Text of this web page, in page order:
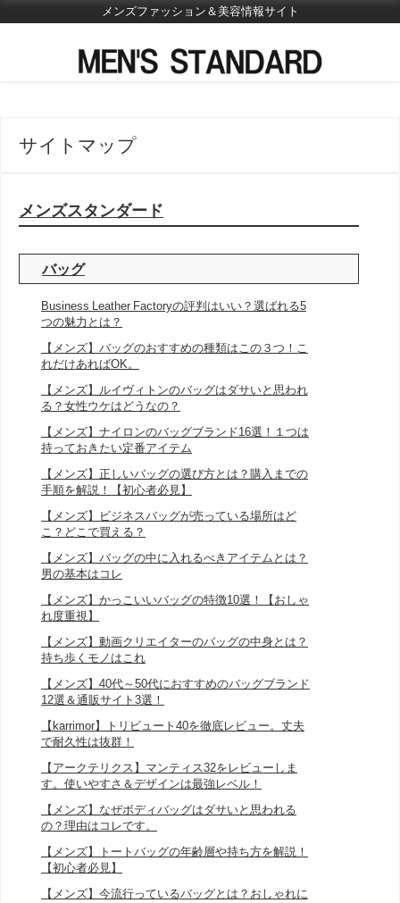
メンズファッション＆美容情報サイト
サイトマップ
メンズスタンダード
バッグ
Business Leather Factoryの評判はいい？選ばれる5
つの魅力とは？
【メンズ】バッグのおすすめの種類はこの３つ！こ
れだけあればOK。
【メンズ】ルイヴィトンのバッグはダサいと思われ
る？女性ウケはどうなの？
【メンズ】ナイロンのバッグブランド16選！１つは
持っておきたい定番アイテム
【メンズ】正しいバッグの選び方とは？購入までの
手順を解説！【初心者必見】
【メンズ】ビジネスバッグが売っている場所はど
こ？どこで買える？
【メンズ】バッグの中に入れるべきアイテムとは？
男の基本はコレ
【メンズ】かっこいいバッグの特徴10選！【おしゃ
れ度重視】
【メンズ】動画クリエイターのバッグの中身とは？
持ち歩くモノはこれ
【メンズ】40代～50代におすすめのバッグブランド
12選＆通販サイト3選！
【karrimor】トリビュート40を徹底レビュー。丈夫
で耐久性は抜群！
【アークテリクス】マンティス32をレビューしま
す。使いやすさ＆デザインは最強レベル！
【メンズ】なぜボディバッグはダサいと思われる
の？理由はコレです。
【メンズ】トートバッグの年齢層や持ち方を解説！
【初心者必見】
【メンズ】今流行っているバッグとは？おしゃれに